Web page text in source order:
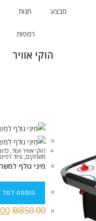
מבצע חנות
רמפות
הוקי אוויר
הוקי אוויר ועוד,
משחקים, ציוד
מיני גולף
הוספה לסל
₪850.00